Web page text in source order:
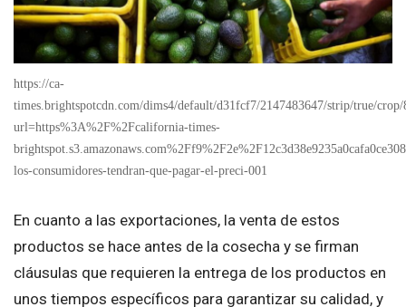
https://ca-
times.brightspotcdn.com/dims4/default/d31fcf7/2147483647/strip/true/
url=https%3A%2F%2Fcalifornia-times-
los-consumidores-tendran-que-pagar-el-preci-001
En cuanto a las exportaciones, la venta de estos
productos se hace antes de la cosecha y se firman
cláusulas que requieren la entrega de los productos en
unos tiempos específicos para garantizar su calidad, y